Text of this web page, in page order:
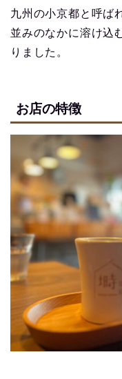
九州の小京都と呼ば
並みのなかに溶け込
りました。
お店の特徴